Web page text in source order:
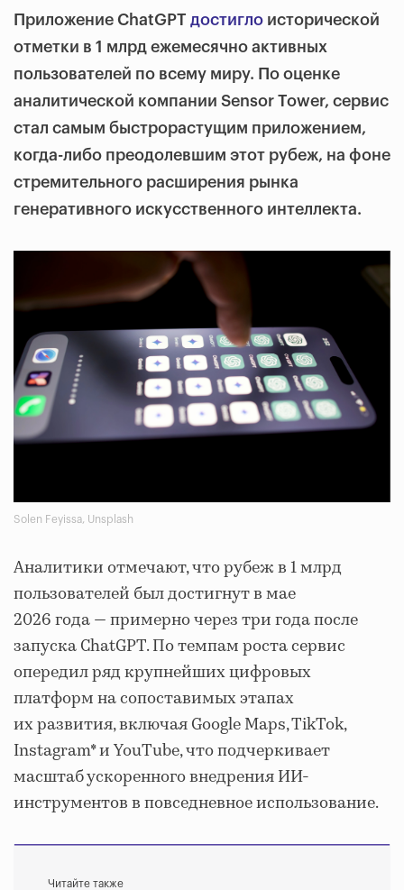
Приложение ChatGPT достигло исторической
отметки в 1 млрд ежемесячно активных
пользователей по всему миру. По оценке
аналитической компании Sensor Tower, сервис
стал самым быстрорастущим приложением,
когда-либо преодолевшим этот рубеж, на фоне
стремительного расширения рынка
генеративного искусственного интеллекта.
Solen Feyissa, Unsplash
Аналитики отмечают, что рубеж в 1 млрд
пользователей был достигнут в мае
2026 года — примерно через три года после
запуска ChatGPT. По темпам роста сервис
опередил ряд крупнейших цифровых
платформ на сопоставимых этапах
их развития, включая Google Maps, TikTok,
Instagram* и YouTube, что подчеркивает
масштаб ускоренного внедрения ИИ-
инструментов в повседневное использование.
Читайте также